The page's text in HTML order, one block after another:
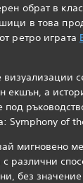
обрат в
в това
ретро играта
визуализации
екшън, а
под
Symphony of
мигновено
различни
без